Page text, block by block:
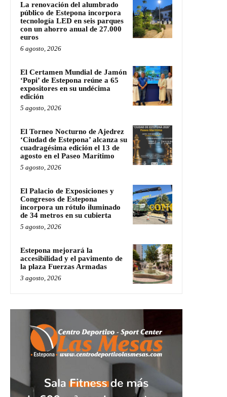
La renovación del alumbrado
público de Estepona incorpora
tecnología LED en seis parques
con un ahorro anual de 27.000
euros
6 agosto, 2026
El Certamen Mundial de Jamón
‘Popi’ de Estepona reúne a 65
expositores en su undécima
edición
5 agosto, 2026
El Torneo Nocturno de Ajedrez
‘Ciudad de Estepona’ alcanza su
cuadragésima edición el 13 de
agosto en el Paseo Marítimo
5 agosto, 2026
El Palacio de Exposiciones y
Congresos de Estepona
incorpora un rótulo iluminado
de 34 metros en su cubierta
5 agosto, 2026
Estepona mejorará la
accesibilidad y el pavimento de
la plaza Fuerzas Armadas
3 agosto, 2026